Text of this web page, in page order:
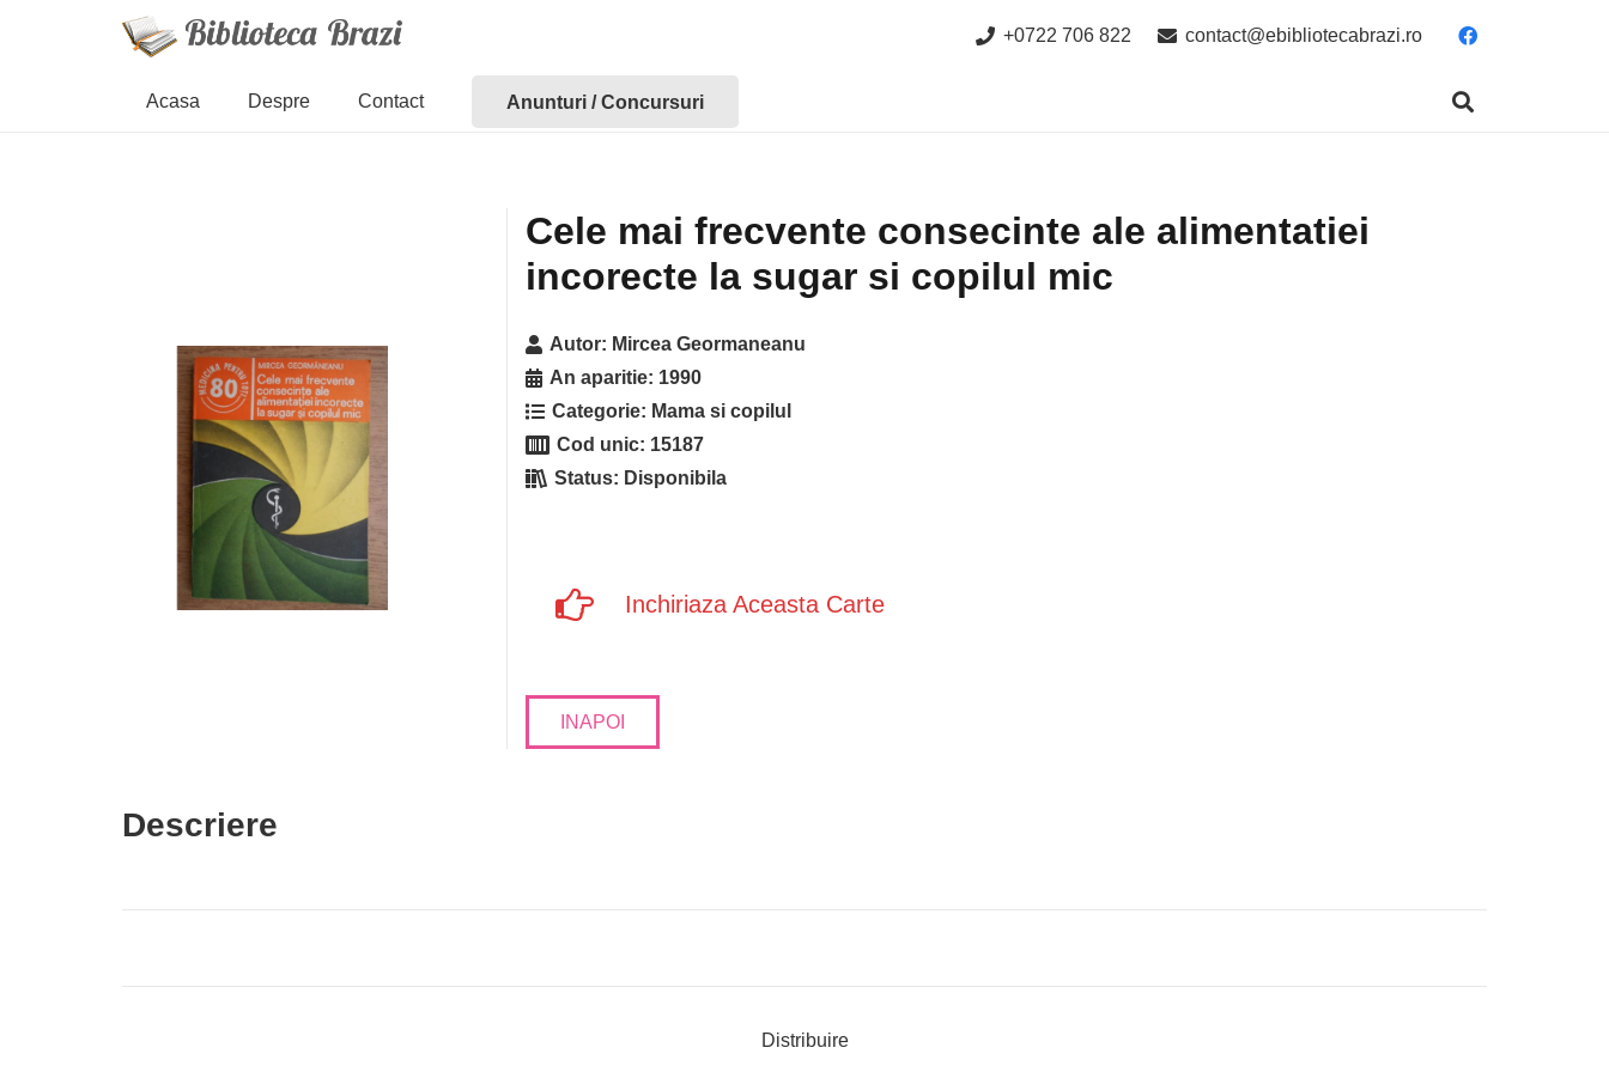
+0722 706 822 contact@ebibliotecabrazi.ro
Acasa Despre Contact Anunturi / Concursuri
Cele mai frecvente consecinte ale alimentatiei
incorecte la sugar si copilul mic
Autor: Mircea Geormaneanu
An aparitie: 1990
Categorie: Mama si copilul
Cod unic: 15187
Status: Disponibila
Inchiriaza Aceasta Carte
INAPOI
Descriere
Distribuire